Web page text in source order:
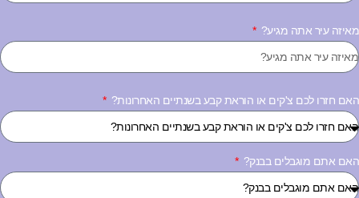
עיר אתה מגיע?
חזרו לכם צ'קים או הוראת קבע בשנתיים האחרונות?
אתם מוגבלים בבנק?